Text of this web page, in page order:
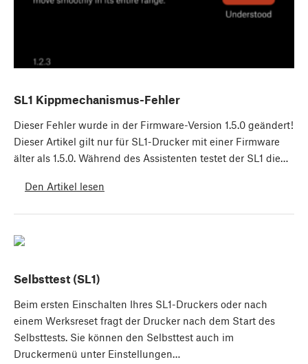
SL1 Kippmechanismus-Fehler
Dieser Fehler wurde in der Firmware-Version 1.5.0 geändert!
Dieser Artikel gilt nur für SL1-Drucker mit einer Firmware
älter als 1.5.0. Während des Assistenten testet der SL1 die…
Den Artikel lesen
Selbsttest (SL1)
Beim ersten Einschalten Ihres SL1-Druckers oder nach
einem Werksreset fragt der Drucker nach dem Start des
Selbsttests. Sie können den Selbsttest auch im
Druckermenü unter Einstellungen…